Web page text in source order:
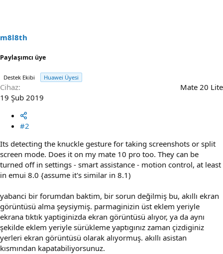
m8l8th
Paylaşımcı üye
Destek Ekibi Huawei Üyesi
Cihaz
Mate 20 Lite
19 Şub 2019
#2
Its detecting the knuckle gesture for taking screenshots or split
screen mode. Does it on my mate 10 pro too. They can be
turned off in settings - smart assistance - motion control, at least
in emui 8.0 {assume it's similar in 8.1)
yabanci bir forumdan baktim, bir sorun değilmiş bu, akıllı ekran
görüntüsü alma şeysiymiş. parmaginizin üst eklem yeriyle
ekrana tıktık yaptiginizda ekran görüntüsü alıyor, ya da aynı
şekilde eklem yeriyle sürükleme yaptıgınız zaman çizdiginiz
yerleri ekran görüntüsü olarak alıyormuş. akıllı asistan
kısmından kapatabiliyorsunuz.